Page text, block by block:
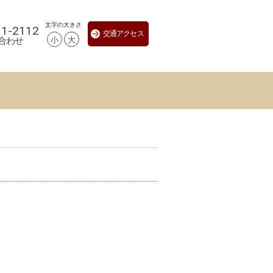
2112
わせ
文字の大きさ
小 大
交通アクセス